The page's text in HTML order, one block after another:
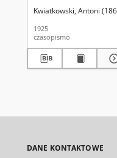
Kwiatkowski, Antoni
1925
czasopismo
DANE KONTAKTOWE